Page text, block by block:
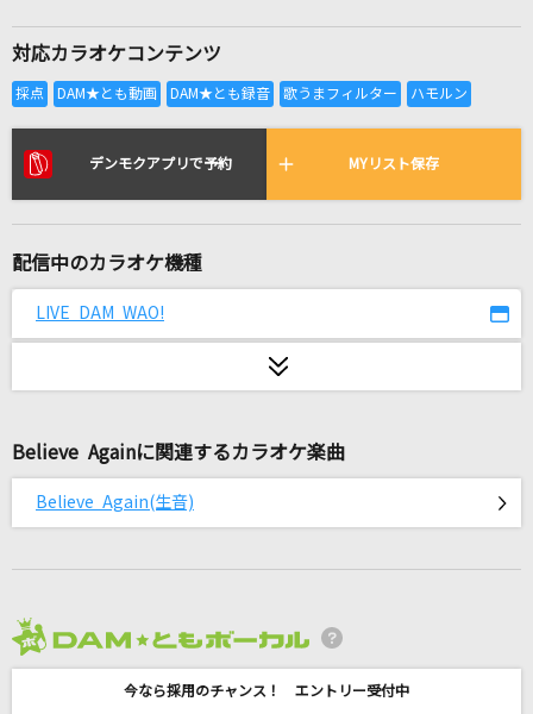
全国りれき
リアルタイムで歌われている曲の一覧
ゆけむり魂温泉
[生音]綾
ツバメ
YOASOBI with ミドリーズ
[生音]空も飛べるはず
366日
対応カラオケコンテンツ
デンモクアプリで予約 MYリスト保存
配信中のカラオケ機種
LIVE DAM WAO!
Believe Againに関連するカラオケ楽曲
Believe Again(生音)
今なら採用のチャンス！ エントリー受付中